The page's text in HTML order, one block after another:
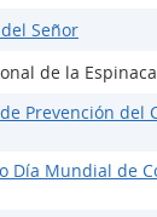
Señor
de la Espinaca
Prevención del
Día Mundial de